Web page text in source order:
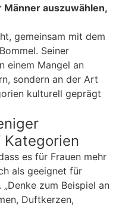
auszuwählen,
gemeinsam mit dem
Seiner
einem Mangel an
sondern an der Art
kulturell geprägt
Kategorien
es für Frauen mehr
als geeignet für
zum Beispiel an
Duftkerzen,